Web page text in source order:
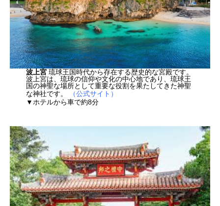
波上宮琉球王国時代から存在する歴史的な宮殿です。
波上宮は、琉球の信仰や文化の中心地であり、琉球王
国の神聖な場所として重要な役割を果たしてきた神聖
な神社です。
（公式サイト）
▼ホテルから車で約8分